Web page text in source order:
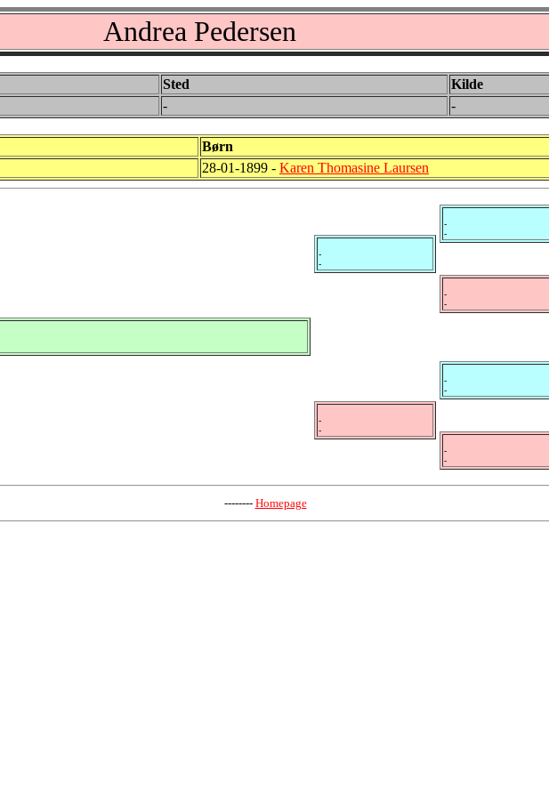
Andrea Pedersen
Sted
Kilde
- -
Børn
28-01-1899 - Karen Thomasine Laursen
-
-
-
-
-
-
-
-
-
-
-
-
-------- Homepage